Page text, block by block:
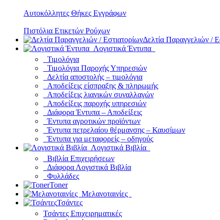
Αυτοκόλλητες Θήκες Εγγράφων
Πιστόλια Ετικετών Ρούχων
Δελτία Παραγγελιών /
Λογιστικά Έντυπα
Τιμολόγια
Τιμολόγια Παροχής Υπηρεσιών
Δελτία αποστολής – τιμολόγια
Αποδείξεις είσπραξης & πληρωμής
Αποδείξεις λιανικών συναλλαγών
Αποδείξεις παροχής υπηρεσιών
Διάφορα Έντυπα – Αποδείξεις
Έντυπα αγροτικών προϊόντων
Έντυπα πετρελαίου θέρμανσης – Καυσίμων
Έντυπα για μεταφορείς – οδηγούς
Λογιστικά Βιβλία
Βιβλία Επιχειρήσεων
Διάφορα Λογιστικά Βιβλία
Φυλλάδες
Toner
Μελανοταινίες
Τσάντες
Τσάντες Επιχειρηματικές